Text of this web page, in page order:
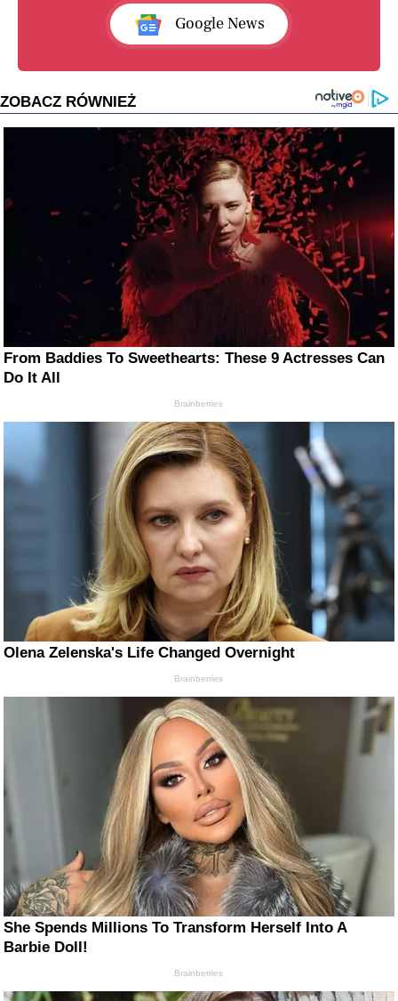
Google News
ZOBACZ RÓWNIEŻ
From Baddies To Sweethearts: These 9 Actresses Can
Do It All
Brainberries
Olena Zelenska's Life Changed Overnight
Brainberries
She Spends Millions To Transform Herself Into A
Barbie Doll!
Brainberries